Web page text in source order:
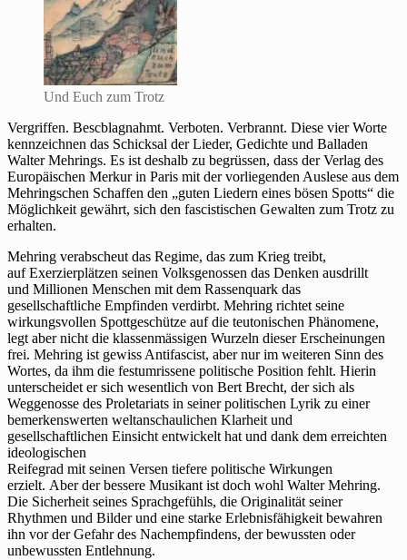
Und Euch zum Trotz
Vergriffen. Bescblagnahmt. Verboten. Verbrannt. Diese vier Worte
kennzeichnen das Schicksal der Lieder, Gedichte und Balladen
Walter Mehrings. Es ist deshalb zu begrüssen, dass der Verlag des
Europäischen Merkur in Paris mit der vorliegenden Auslese aus dem
Mehringschen Schaffen den „guten Liedern eines bösen Spotts“ die
Möglichkeit gewährt, sich den fascistischen Gewalten zum Trotz zu
erhalten.
Mehring verabscheut das Regime, das zum Krieg treibt,
auf Exerzierplätzen seinen Volksgenossen das Denken ausdrillt
und Millionen Menschen mit dem Rassenquark das
gesellschaftliche Empfinden verdirbt. Mehring richtet seine
wirkungsvollen Spottgeschütze auf die teutonischen Phänomene,
legt aber nicht die klassenmässigen Wurzeln dieser Erscheinungen
frei. Mehring ist gewiss Antifascist, aber nur im weiteren Sinn des
Wortes, da ihm die festumrissene politische Position fehlt. Hierin
unterscheidet er sich wesentlich von Bert Brecht, der sich als
Weggenosse des Proletariats in seiner politischen Lyrik zu einer
bemerkenswerten weltanschaulichen Klarheit und
gesellschaftlichen Einsicht entwickelt hat und dank dem erreichten
ideologischen
Reifegrad mit seinen Versen tiefere politische Wirkungen
erzielt. Aber der bessere Musikant ist doch wohl Walter Mehring.
Die Sicherheit seines Sprachgefühls, die Originalität seiner
Rhythmen und Bilder und eine starke Erlebnisfähigkeit bewahren
ihn vor der Gefahr des Nachempfindens, der bewussten oder
unbewussten Entlehnung.